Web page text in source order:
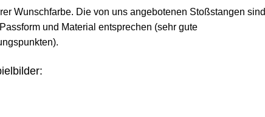
Wunschfarbe. Die von uns angebotenen Stoßstangen sind
und Material entsprechen (sehr gute